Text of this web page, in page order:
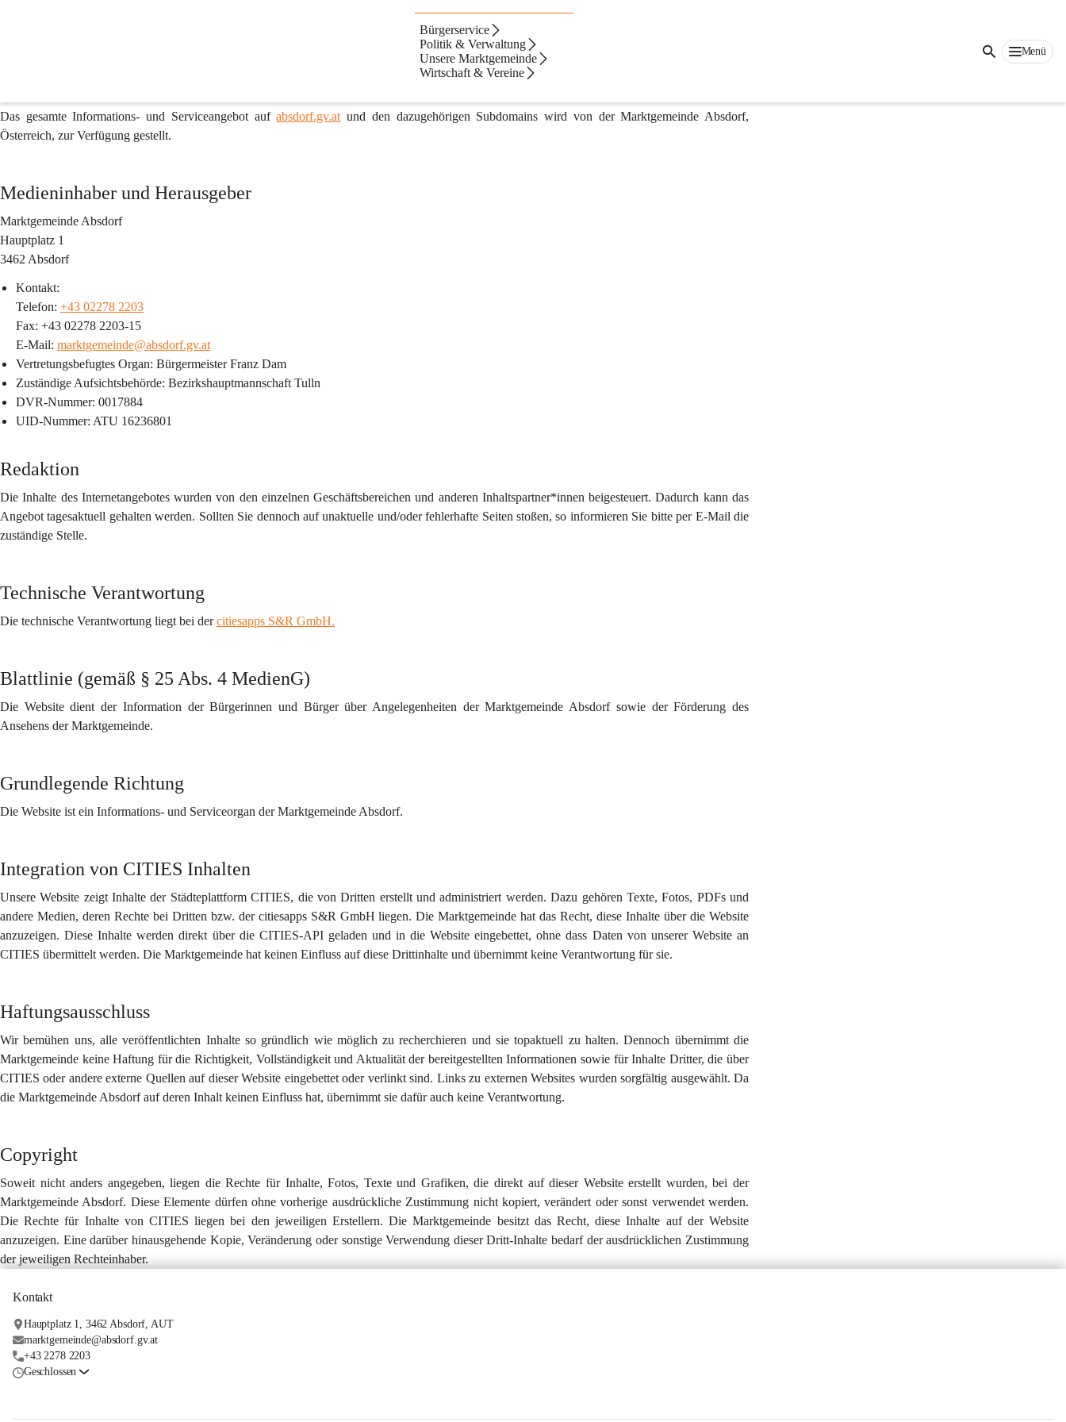
Bürgerservice
Politik & Verwaltung
Unsere Marktgemeinde
Wirtschaft & Vereine
Menü
ist die offizielle Online-Plattform der Marktgemeinde Absdorf. Hier und auf zugehörigen Subdomains finden Sie eine Vielfalt an
Informationen und Diensten zu unterschiedlichsten Themenbereichen. Sei es Tourismus, Kultur, Alltagsleben in Absdorf, politische Neuigkeiten oder
administrative Belange – unser Webangebot bietet einen umfassenden Überblick. Zudem halten wir Sie mit aktuellen Nachrichten stets auf dem
Das gesamte Informations- und Serviceangebot auf absdorf.gv.at und den dazugehörigen Subdomains wird von der Marktgemeinde Absdorf,
Österreich, zur Verfügung gestellt.
Medieninhaber und Herausgeber
Marktgemeinde Absdorf
Hauptplatz 1
3462 Absdorf
Kontakt:
Telefon: +43 02278 2203
Fax: +43 02278 2203-15
E-Mail: marktgemeinde@absdorf.gv.at
Vertretungsbefugtes Organ: Bürgermeister Franz Dam
Zuständige Aufsichtsbehörde: Bezirkshauptmannschaft Tulln
DVR-Nummer: 0017884
UID-Nummer: ATU 16236801
Redaktion
Die Inhalte des Internetangebotes wurden von den einzelnen Geschäftsbereichen und anderen Inhaltspartner*innen beigesteuert. Dadurch kann das
Angebot tagesaktuell gehalten werden. Sollten Sie dennoch auf unaktuelle und/oder fehlerhafte Seiten stoßen, so informieren Sie bitte per E-Mail die
zuständige Stelle.
Technische Verantwortung
Die technische Verantwortung liegt bei der citiesapps S&R GmbH.
Blattlinie (gemäß § 25 Abs. 4 MedienG)
Die Website dient der Information der Bürgerinnen und Bürger über Angelegenheiten der Marktgemeinde Absdorf sowie der Förderung des
Ansehens der Marktgemeinde.
Grundlegende Richtung
Die Website ist ein Informations- und Serviceorgan der Marktgemeinde Absdorf.
Integration von CITIES Inhalten
Unsere Website zeigt Inhalte der Städteplattform CITIES, die von Dritten erstellt und administriert werden. Dazu gehören Texte, Fotos, PDFs und
andere Medien, deren Rechte bei Dritten bzw. der citiesapps S&R GmbH liegen. Die Marktgemeinde hat das Recht, diese Inhalte über die Website
anzuzeigen. Diese Inhalte werden direkt über die CITIES-API geladen und in die Website eingebettet, ohne dass Daten von unserer Website an
CITIES übermittelt werden. Die Marktgemeinde hat keinen Einfluss auf diese Drittinhalte und übernimmt keine Verantwortung für sie.
Haftungsausschluss
Wir bemühen uns, alle veröffentlichten Inhalte so gründlich wie möglich zu recherchieren und sie topaktuell zu halten. Dennoch übernimmt die
Marktgemeinde keine Haftung für die Richtigkeit, Vollständigkeit und Aktualität der bereitgestellten Informationen sowie für Inhalte Dritter, die über
CITIES oder andere externe Quellen auf dieser Website eingebettet oder verlinkt sind. Links zu externen Websites wurden sorgfältig ausgewählt. Da
die Marktgemeinde Absdorf auf deren Inhalt keinen Einfluss hat, übernimmt sie dafür auch keine Verantwortung.
Copyright
Soweit nicht anders angegeben, liegen die Rechte für Inhalte, Fotos, Texte und Grafiken, die direkt auf dieser Website erstellt wurden, bei der
Marktgemeinde Absdorf. Diese Elemente dürfen ohne vorherige ausdrückliche Zustimmung nicht kopiert, verändert oder sonst verwendet werden.
Die Rechte für Inhalte von CITIES liegen bei den jeweiligen Erstellern. Die Marktgemeinde besitzt das Recht, diese Inhalte auf der Website
anzuzeigen. Eine darüber hinausgehende Kopie, Veränderung oder sonstige Verwendung dieser Dritt-Inhalte bedarf der ausdrücklichen Zustimmung
der jeweiligen Rechteinhaber.
Kontakt
Hauptplatz 1, 3462 Absdorf, AUT
marktgemeinde@absdorf.gv.at
+43 2278 2203
Geschlossen